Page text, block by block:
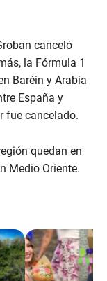
canceló
la Fórmula 1
Baréin y Arabia
España y
fue cancelado.
quedan en
Medio Oriente.